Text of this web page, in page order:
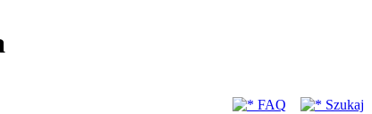
FAQ
Szukaj